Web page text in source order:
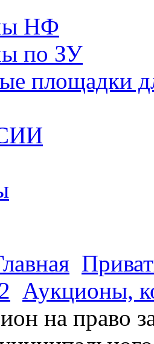
НФ
по ЗУ
площадки
Аукционы,
на право